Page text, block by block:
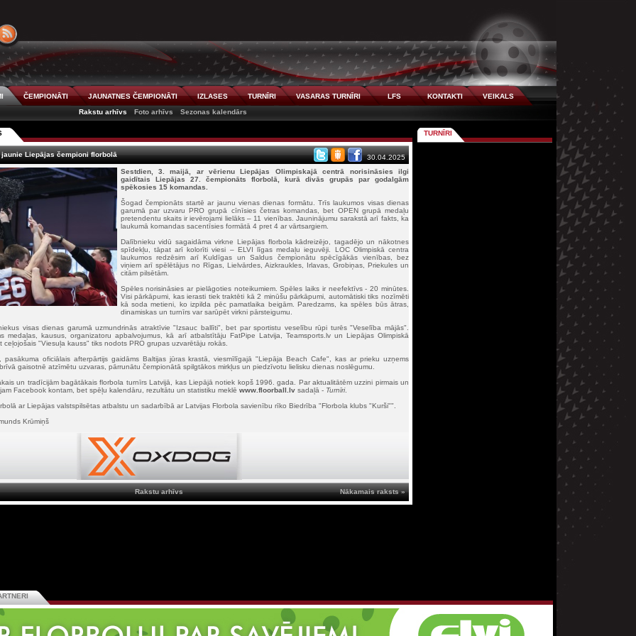
ČEMPIONĀTI JAUNATNES ČEMPIONĀTI IZLASES TURNĪRI VASARAS TURNĪRI LFS KONTAKTI
VEIKALS
Rakstu arhīvs
Foto arhīvs Sezonas kalendārs
Liepājas čempioni florbolā
30.04.2025
Sestdien, 3. maijā, ar vērienu Liepājas Olimpiskajā centrā norisināsies ilgi
gaidītais Liepājas 27. čempionāts florbolā, kurā divās grupās par godalgām
spēkosies 15 komandas.
Šogad čempionāts startē ar jaunu vienas dienas formātu. Trīs laukumos visas dienas
garumā par uzvaru PRO grupā cīnīsies četras komandas, bet OPEN grupā medaļu
pretendentu skaits ir ievērojami lielāks – 11 vienības. Jauninājumu sarakstā arī fakts, ka
laukumā komandas sacentīsies formātā 4 pret 4 ar vārtsargiem.
Dalībnieku vidū sagaidāma virkne Liepājas florbola kādreizējo, tagadējo un nākotnes
spīdekļu, tāpat arī kolorīti viesi – ELVI līgas medaļu ieguvēji. LOC Olimpiskā centra
laukumos redzēsim arī Kuldīgas un Saldus čempionātu spēcīgākās vienības, bez
viņiem arī spēlētājus no Rīgas, Lielvārdes, Aizkraukles, Irlavas, Grobiņas, Priekules un
citām pilsētām.
Spēles norisināsies ar pielāgoties noteikumiem. Spēles laiks ir neefektīvs - 20 minūtes.
Visi pārkāpumi, kas ierasti tiek traktēti kā 2 minūšu pārkāpumi, automātiski tiks nozīmēti
kā soda metieni, ko izpilda pēc pamatlaika beigām. Paredzams, ka spēles būs ātras,
dinamiskas un turnīrs var sarūpēt virkni pārsteigumu.
visas dienas garumā uzmundrinās atraktīvie "Izsauc ballīti", bet par sportistu veselību rūpi turēs "Veselība mājās".
medaļas, kausus, organizatoru apbalvojumus, kā arī atbalstītāju FatPipe Latvija, Teamsports.lv un Liepājas Olimpiskā
"Viesuļa kauss" tiks nodots PRO grupas uzvarētāju rokās.
pasākuma oficiālais afterpārtijs gaidāms Baltijas jūras krastā, viesmīlīgajā "Liepāja Beach Cafe", kas ar prieku uzņems
gaisotnē atzīmētu uzvaras, pārrunātu čempionātā spilgtākos mirkļus un piedzīvotu lielisku dienas noslēgumu.
un tradīcijām bagātākais florbola turnīrs Latvijā, kas Liepājā notiek kopš 1996. gada. Par aktualitātēm uzzini pirmais un
Facebook kontam, bet spēļu kalendāru, rezultātu un statistiku meklē www.floorball.lv sadaļā - Turnīri.
ar Liepājas valstspilsētas atbalstu un sadarbībā ar Latvijas Florbola savienību rīko Biedrība "Florbola klubs "Kurši"".
Krūmiņš
Nākamais raksts »
Rakstu arhīvs
TURNĪRI